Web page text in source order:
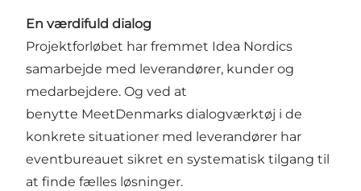
En værdifuld dialog
Projektforløbet har fremmet Idea Nordics
samarbejde med leverandører, kunder og
medarbejdere. Og ved at
benytte MeetDenmarks dialogværktøj i de
konkrete situationer med leverandører har
eventbureauet sikret en systematisk tilgang til
at finde fælles løsninger.